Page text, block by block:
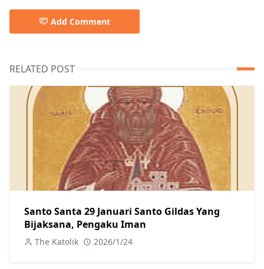
Add Comment
RELATED POST
Santo Santa 29 Januari Santo Gildas Yang
Bijaksana, Pengaku Iman
The Katolik 2026/1/24